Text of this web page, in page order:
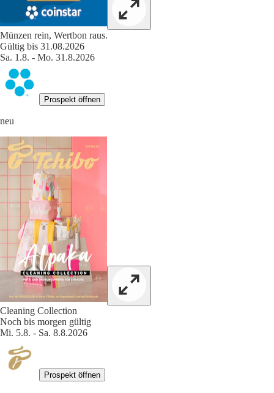
Münzen rein, Wertbon raus.
Gültig bis 31.08.2026
Sa. 1.8. - Mo. 31.8.2026
Prospekt öffnen
neu
Cleaning Collection
Noch bis morgen gültig
Mi. 5.8. - Sa. 8.8.2026
Prospekt öffnen